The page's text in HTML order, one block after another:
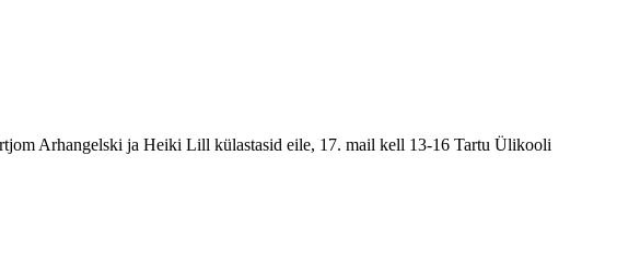
Arhangelski ja Heiki Lill külastasid eile, 17. mail kell 13-16 Tartu Ülikooli